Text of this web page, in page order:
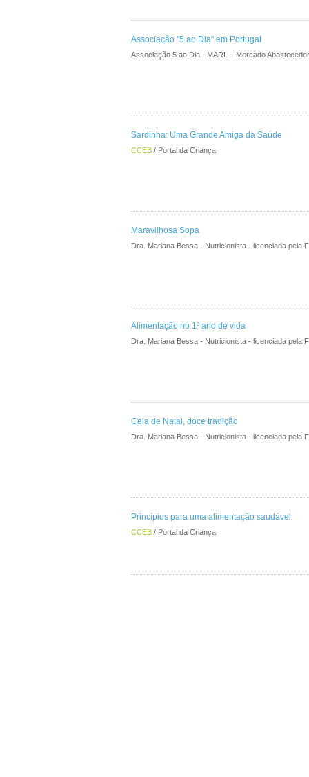
Associação "5 ao Dia" em Portugal
Associação 5 ao Dia - MARL – Mercado
Sardinha: Uma Grande Amiga da Saúde
CCEB / Portal da Criança
Maravilhosa Sopa
Dra. Mariana Bessa - Nutricionista - licenciada pela
Alimentação no 1º ano de vida
Dra. Mariana Bessa - Nutricionista - licenciada pela
Ceia de Natal, doce tradição
Dra. Mariana Bessa - Nutricionista - licenciada pela
Princípios para uma alimentação saudável
CCEB / Portal da Criança